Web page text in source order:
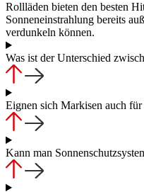
Rollläden bieten den besten
Sonneneinstrahlung bereits
verdunkeln können.
Was ist der Unterschied
Eignen sich Markisen auch für
Kann man